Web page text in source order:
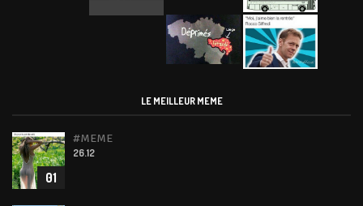
LE MEILLEUR MEME
01
#MEME
26.12